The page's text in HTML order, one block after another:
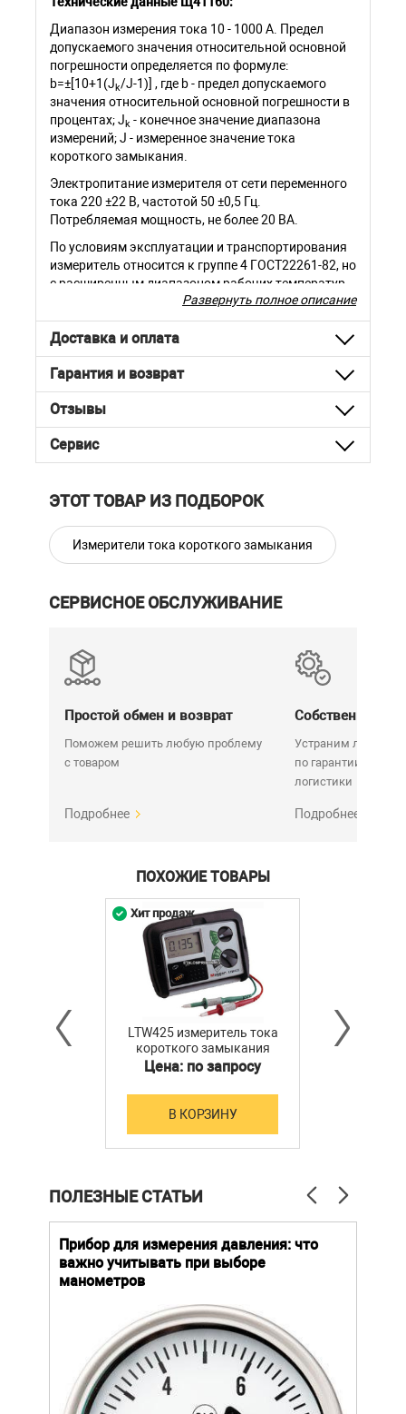
Диапазон измерения тока 10 - 1000 А. Предел
допускаемого значения относительной основной
погрешности определяется по формуле:
b=±[10+1(Jk/J-1)] , где b - предел допускаемого
значения относительной основной погрешности в
процентах; Jk - конечное значение диапазона
измерений; J - измеренное значение тока
короткого замыкания.
Электропитание измерителя от сети переменного
тока 220 ±22 B, частотой 50 ±0,5 Гц.
Потребляемая мощность, не более 20 ВА.
По условиям эксплуатации и транспортирования
измеритель относится к группе 4 ГОСТ22261-82, но
с расширенным диапазоном рабочих температур
Параметр
Габаритные размеры, мм 335х305х140
Масса измерителя, кг не более 6,8
не более 4,5
режима, мин
Продолжительность
непрерывной работы, ч
8
повторного включения, мин
Развернуть полное описание
Доставка и оплата
Гарантия и возврат
Отзывы
Сервис
ЭТОТ ТОВАР ИЗ ПОДБОРОК
Измерители тока короткого замыкания
СЕРВИСНОЕ ОБСЛУЖИВАНИЕ
Простой обмен и возврат
Поможем решить любую проблему
с товаром
Подробнее
Собственный
Устраним любую
по гарантии. Срок
логистики
Подробнее
ПОХОЖИЕ ТОВАРЫ
LTW425 измеритель тока
короткого замыкания
Цена: по запросу
В КОРЗИНУ
Хит продаж
ПОЛЕЗНЫЕ СТАТЬИ
Прибор для измерения давления: что
важно учитывать при выборе
манометров